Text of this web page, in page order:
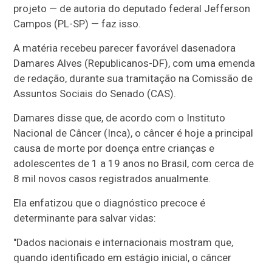
projeto — de autoria do deputado federal Jefferson
Campos (PL-SP) — faz isso.
A matéria recebeu parecer favorável dasenadora
Damares Alves (Republicanos-DF), com uma emenda
de redação, durante sua tramitação na Comissão de
Assuntos Sociais do Senado (CAS).
Damares disse que, de acordo com o Instituto
Nacional de Câncer (Inca), o câncer é hoje a principal
causa de morte por doença entre crianças e
adolescentes de 1 a 19 anos no Brasil, com cerca de
8 mil novos casos registrados anualmente.
Ela enfatizou que o diagnóstico precoce é
determinante para salvar vidas:
"Dados nacionais e internacionais mostram que,
quando identificado em estágio inicial, o câncer